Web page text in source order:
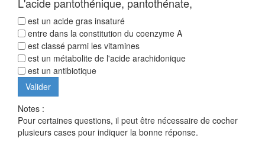
est un acide gras insaturé
entre dans la constitution du coenzyme A
est classé parmi les vitamines
est un métabolite de l'acide arachidonique
est un antibiotique
Notes :
Pour certaines questions, il peut être nécessaire de cocher
plusieurs cases pour indiquer la bonne réponse.